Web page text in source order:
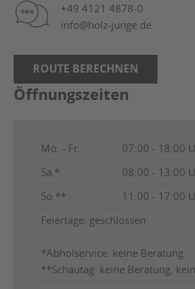
+49 4121 4878-0
info@holz-junge.de
ROUTE BERECHNEN
Öffnungszeiten
Mo. - Fr.
07:00 - 18:00
Sa.*
08:00 - 13:00
So.**
11:00 - 17:00
Feiertage: geschlossen
*Abholservice: keine Beratung
**Schautag: keine Beratung,